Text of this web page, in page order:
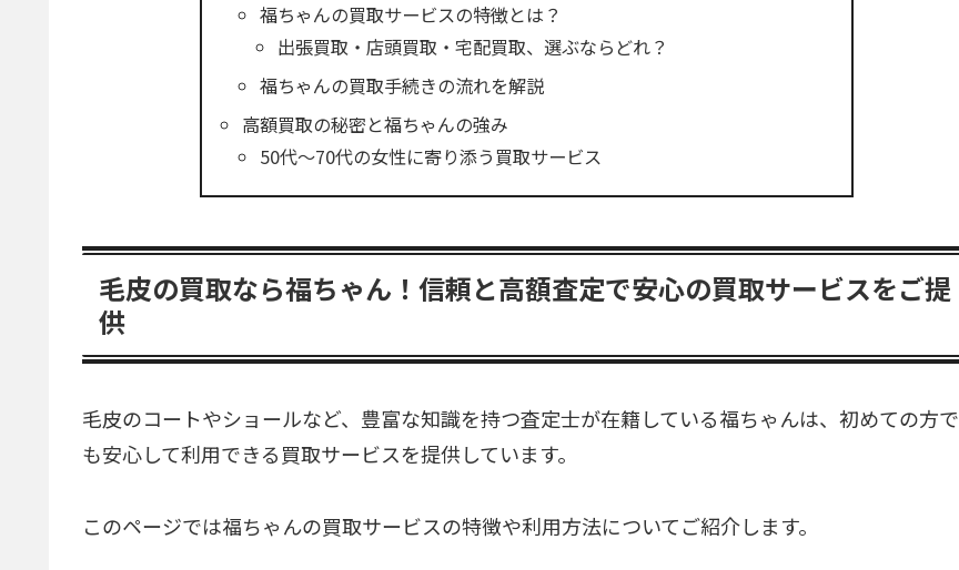
福ちゃんの買取サービスの特徴とは？
出張買取・店頭買取・宅配買取、選ぶならどれ？
福ちゃんの買取手続きの流れを解説
高額買取の秘密と福ちゃんの強み
50代〜70代の女性に寄り添う買取サービス
毛皮の買取なら福ちゃん！信頼と高額査定で安心の買取サービスをご提
供
毛皮のコートやショールなど、豊富な知識を持つ査定士が在籍している福ちゃんは、初めての方で
も安心して利用できる買取サービスを提供しています。
このページでは福ちゃんの買取サービスの特徴や利用方法についてご紹介します。